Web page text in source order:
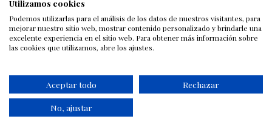
Correo electrónico
susana@susanaabad.es
Utilizamos cookies
Podemos utilizarlas para el análisis de los datos de nuestros visitantes, para
mejorar nuestro sitio web, mostrar contenido personalizado y brindarle una
excelente experiencia en el sitio web. Para obtener más información sobre
las cookies que utilizamos, abre los ajustes.
Aceptar todo Rechazar
No, ajustar